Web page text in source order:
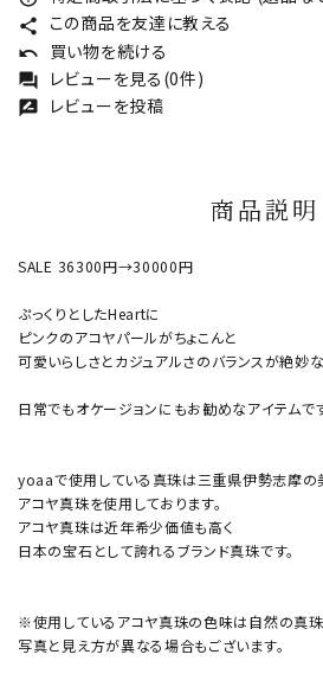
share この商品を友達に教える
undo 買い物を続ける
forum レビューを見る(0件)
rate_review レビューを投稿
商品説明
SALE 36300円→30000円
ぷっくりとしたHeartに
ピンクのアコヤパールがちょこんと
可愛いらしさとカジュアルさのバランスが絶妙
日常でもオケージョンにもお勧めなアイテムです
yoaaで使用している真珠は三重県伊勢志摩の
アコヤ真珠を使用しております。
アコヤ真珠は近年希少価値も高く
日本の宝石として誇れるブランド真珠です。
※使用しているアコヤ真珠の色味は自然の真
写真と見え方が異なる場合もございます。